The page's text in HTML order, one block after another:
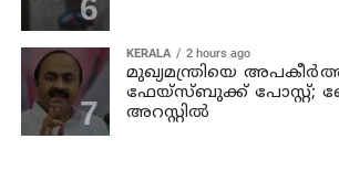
KERALA 2 hours ago
മുഖ്യമന്ത്രിയെ
ഫേയ്സ്ബുക്ക് പോസ്റ്റ്;
അറസ്റ്റിൽ